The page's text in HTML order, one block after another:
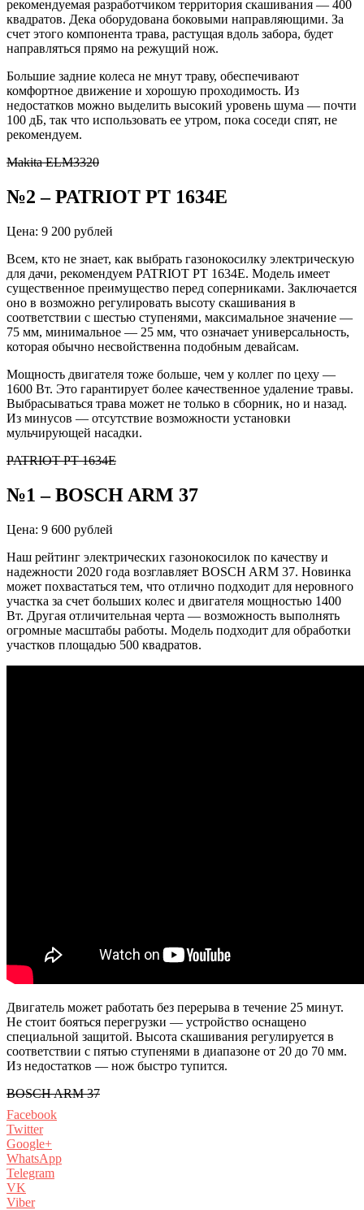
рекомендуемая разработчиком территория скашивания — 400
квадратов. Дека оборудована боковыми направляющими. За
счет этого компонента трава, растущая вдоль забора, будет
направляться прямо на режущий нож.
Большие задние колеса не мнут траву, обеспечивают
комфортное движение и хорошую проходимость. Из
недостатков можно выделить высокий уровень шума — почти
100 дБ, так что использовать ее утром, пока соседи спят, не
рекомендуем.
Makita ELM3320
№2 – PATRIOT PT 1634E
Цена: 9 200 рублей
Всем, кто не знает, как выбрать газонокосилку электрическую
для дачи, рекомендуем PATRIOT PT 1634E. Модель имеет
существенное преимущество перед соперниками. Заключается
оно в возможно регулировать высоту скашивания в
соответствии с шестью ступенями, максимальное значение —
75 мм, минимальное — 25 мм, что означает универсальность,
которая обычно несвойственна подобным девайсам.
Мощность двигателя тоже больше, чем у коллег по цеху —
1600 Вт. Это гарантирует более качественное удаление травы.
Выбрасываться трава может не только в сборник, но и назад.
Из минусов — отсутствие возможности установки
мульчирующей насадки.
PATRIOT PT 1634E
№1 – BOSCH ARM 37
Цена: 9 600 рублей
Наш рейтинг электрических газонокосилок по качеству и
надежности 2020 года возглавляет BOSCH ARM 37. Новинка
может похвастаться тем, что отлично подходит для неровного
участка за счет больших колес и двигателя мощностью 1400
Вт. Другая отличительная черта — возможность выполнять
огромные масштабы работы. Модель подходит для обработки
участков площадью 500 квадратов.
Двигатель может работать без перерыва в течение 25 минут.
Не стоит бояться перегрузки — устройство оснащено
специальной защитой. Высота скашивания регулируется в
соответствии с пятью ступенями в диапазоне от 20 до 70 мм.
Из недостатков — нож быстро тупится.
BOSCH ARM 37
Facebook
Twitter
Google+
WhatsApp
Telegram
VK
Viber